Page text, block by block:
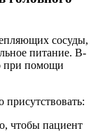
сосуды,
питание. В-
при помощи
чтобы пациент